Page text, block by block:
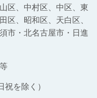
区、中村区、中区、東
区、昭和区、天白区、
須市・北名古屋市・日進
を除く）